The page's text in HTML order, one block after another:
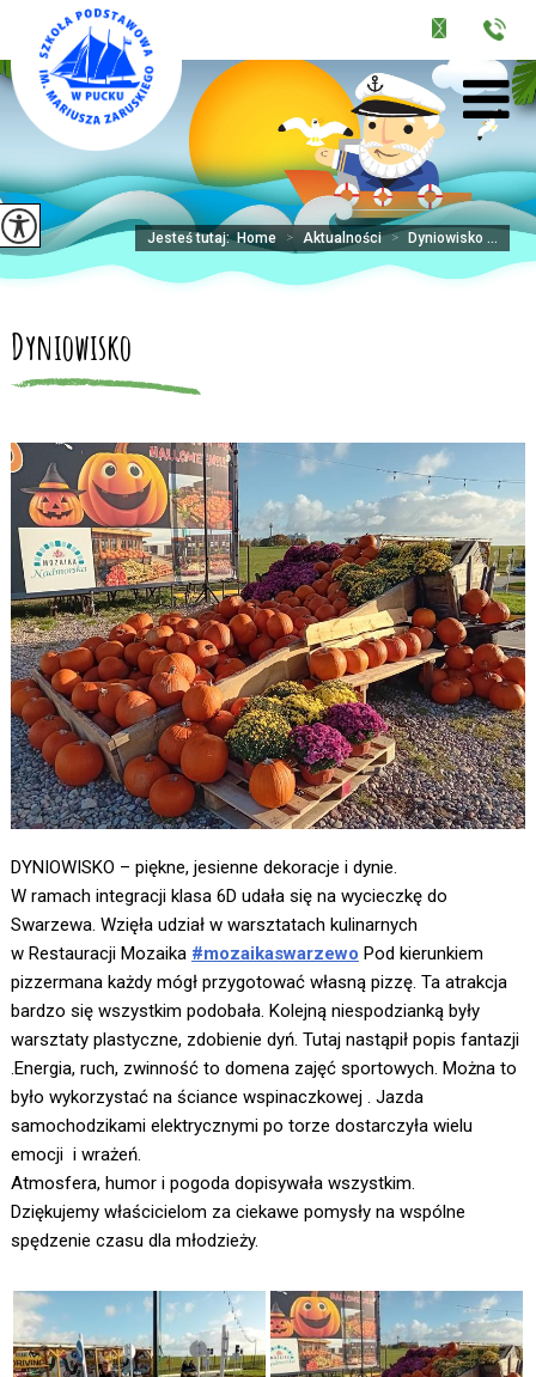
Jesteś tutaj:Home > Aktualności > Dyniowisko ...
Dyniowisko
DYNIOWISKO – piękne, jesienne dekoracje i dynie.
W ramach integracji klasa 6D udała się na wycieczkę do
Swarzewa. Wzięła udział w warsztatach kulinarnych
w Restauracji Mozaika #mozaikaswarzewo Pod kierunkiem
pizzermana każdy mógł przygotować własną pizzę. Ta atrakcja
bardzo się wszystkim podobała. Kolejną niespodzianką były
warsztaty plastyczne, zdobienie dyń. Tutaj nastąpił popis fantazji
.Energia, ruch, zwinność to domena zajęć sportowych. Można to
było wykorzystać na ściance wspinaczkowej . Jazda
samochodzikami elektrycznymi po torze dostarczyła wielu
emocji i wrażeń.
Atmosfera, humor i pogoda dopisywała wszystkim.
Dziękujemy właścicielom za ciekawe pomysły na wspólne
spędzenie czasu dla młodzieży.